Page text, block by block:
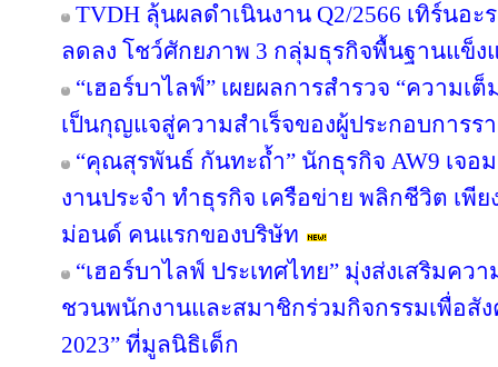
TVDH ลุ้นผลดำเนินงาน Q2/2566 เทิร์นอ
ลดลง โชว์ศักยภาพ 3 กลุ่มธุรกิจพื้นฐานแข็ง
“เฮอร์บาไลฟ์” เผยผลการสำรวจ “ความเ
เป็นกุญแจสู่ความสำเร็จของผู้ประกอบการร
“คุณสุรพันธ์ กันทะถ้ำ” นักธุรกิจ AW9 เจ
งานประจำ ทำธุรกิจ เครือข่าย พลิกชีวิต เพี
ม่อนด์ คนแรกของบริษัท
“เฮอร์บาไลฟ์ ประเทศไทย” มุ่งส่งเสริมค
ชวนพนักงานและสมาชิกร่วมกิจกรรมเพื่อสังค
2023” ที่มูลนิธิเด็ก